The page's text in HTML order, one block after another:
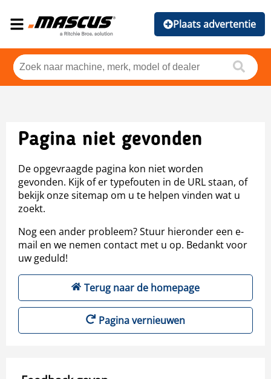
Plaats advertentie
Pagina niet gevonden
De opgevraagde pagina kon niet worden
gevonden. Kijk of er typefouten in de URL staan, of
bekijk onze sitemap om u te helpen vinden wat u
zoekt.
Nog een ander probleem? Stuur hieronder een e-
mail en we nemen contact met u op. Bedankt voor
uw geduld!
Terug naar de homepage
Pagina vernieuwen